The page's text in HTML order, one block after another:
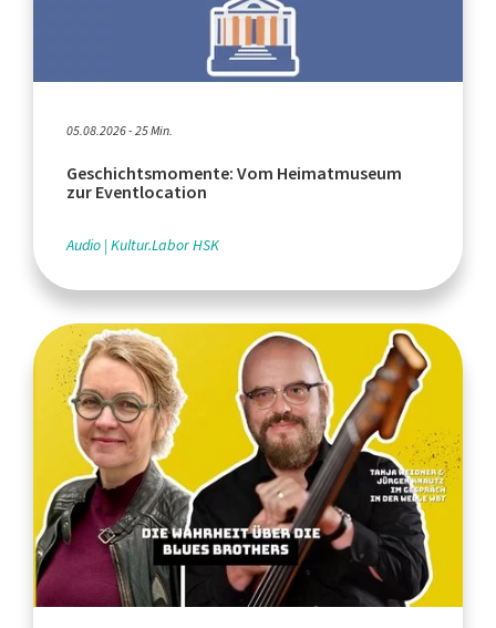
05.08.2026 - 25 Min.
Geschichtsmomente: Vom Heimatmuseum
zur Eventlocation
Audio Kultur.Labor HSK